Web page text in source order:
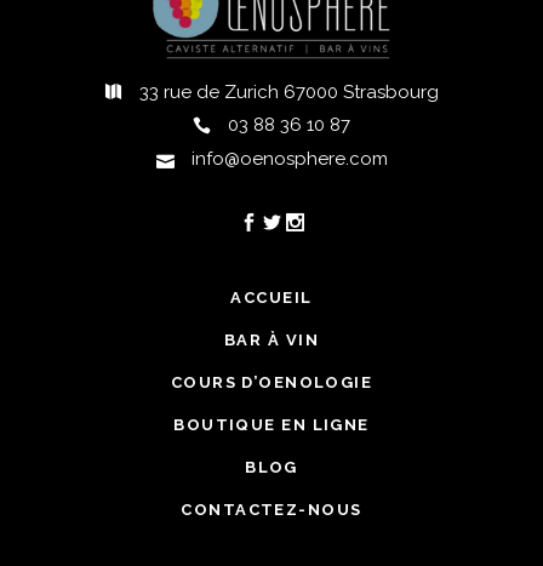
33 rue de Zurich 67000 Strasbourg
03 88 36 10 87
info@oenosphere.com
ACCUEIL
BAR À VIN
COURS D’OENOLOGIE
BOUTIQUE EN LIGNE
BLOG
CONTACTEZ-NOUS